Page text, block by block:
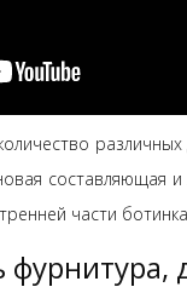
части